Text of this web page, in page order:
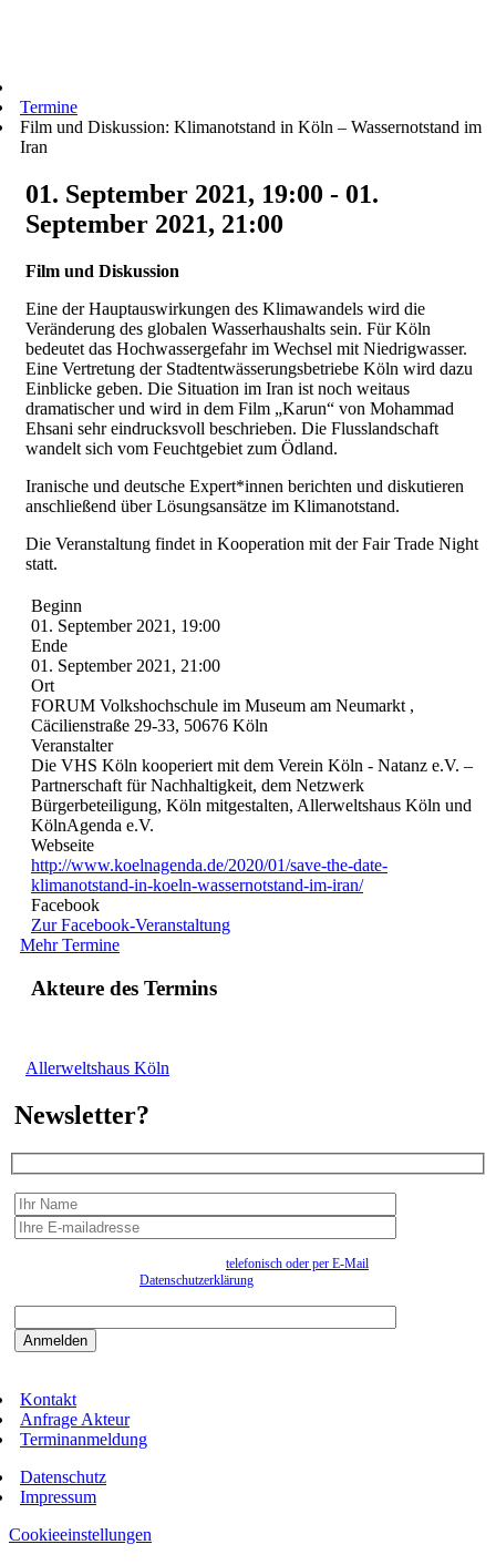
Termine
Film und Diskussion: Klimanotstand in Köln – Wassernotstand im
Iran
01. September 2021, 19:00 - 01.
September 2021, 21:00
Film und Diskussion
Eine der Hauptauswirkungen des Klimawandels wird die
Veränderung des globalen Wasserhaushalts sein. Für Köln
bedeutet das Hochwassergefahr im Wechsel mit Niedrigwasser.
Eine Vertretung der Stadtentwässerungsbetriebe Köln wird dazu
Einblicke geben. Die Situation im Iran ist noch weitaus
dramatischer und wird in dem Film „Karun“ von Mohammad
Ehsani sehr eindrucksvoll beschrieben. Die Flusslandschaft
wandelt sich vom Feuchtgebiet zum Ödland.
Iranische und deutsche Expert*innen berichten und diskutieren
anschließend über Lösungsansätze im Klimanotstand.
Die Veranstaltung findet in Kooperation mit der Fair Trade Night
statt.
Beginn
01. September 2021, 19:00
Ende
01. September 2021, 21:00
Ort
FORUM Volkshochschule im Museum am Neumarkt ,
Cäcilienstraße 29-33, 50676 Köln
Veranstalter
Die VHS Köln kooperiert mit dem Verein Köln - Natanz e.V. –
Partnerschaft für Nachhaltigkeit, dem Netzwerk
Bürgerbeteiligung, Köln mitgestalten, Allerweltshaus Köln und
KölnAgenda e.V.
Webseite
http://www.koelnagenda.de/2020/01/save-the-date-
klimanotstand-in-koeln-wassernotstand-im-iran/
Facebook
Zur Facebook-Veranstaltung
Mehr Termine
Akteure des Termins
Allerweltshaus Köln
Newsletter?
telefonisch oder per E-Mail
Datenschutzerklärung
Kontakt
Anfrage Akteur
Terminanmeldung
Datenschutz
Impressum
Cookieeinstellungen